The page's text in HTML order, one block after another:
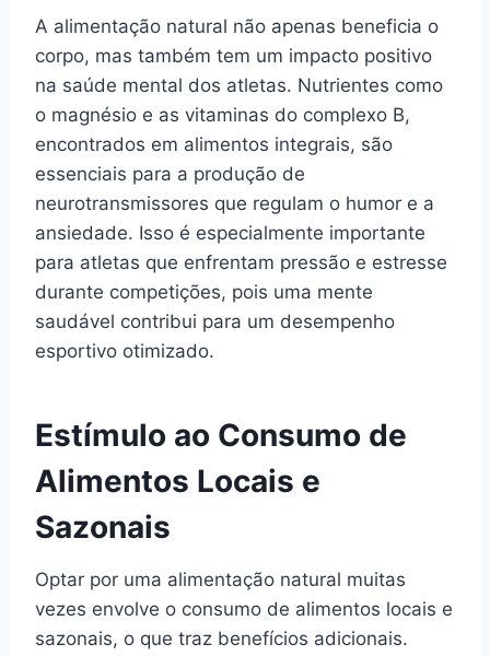
A alimentação natural não apenas beneficia o
corpo, mas também tem um impacto positivo
na saúde mental dos atletas. Nutrientes como
o magnésio e as vitaminas do complexo B,
encontrados em alimentos integrais, são
essenciais para a produção de
neurotransmissores que regulam o humor e a
ansiedade. Isso é especialmente importante
para atletas que enfrentam pressão e estresse
durante competições, pois uma mente
saudável contribui para um desempenho
esportivo otimizado.
Estímulo ao Consumo de
Alimentos Locais e
Sazonais
Optar por uma alimentação natural muitas
vezes envolve o consumo de alimentos locais e
sazonais, o que traz benefícios adicionais.